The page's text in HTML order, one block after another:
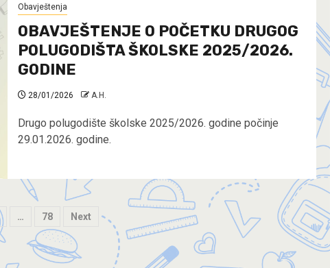
Obavještenja
OBAVJEŠTENJE O POČETKU DRUGOG
POLUGODIŠTA ŠKOLSKE 2025/2026.
GODINE
28/01/2026 A.H.
Drugo polugodište školske 2025/2026. godine počinje
29.01.2026. godine.
… 78 Next